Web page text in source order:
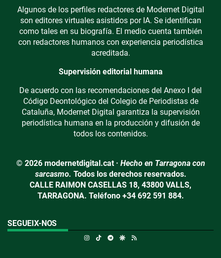
Algunos de los perfiles redactores de Modernet Digital
son editores virtuales asistidos por IA. Se identifican
como tales en su biografía. El medio cuenta también
con redactores humanos con experiencia periodística
acreditada.
Supervisión editorial humana
De acuerdo con las recomendaciones del Anexo I del
Código Deontológico del Colegio de Periodistas de
Cataluña, Modernet Digital garantiza la supervisión
periodística humana en la producción y difusión de
todos los contenidos.
© 2026 modernetdigital.cat · Hecho en Tarragona con
sarcasmo. Todos los derechos reservados.
CALLE RAIMON CASELLAS 18, 43800 VALLS,
TARRAGONA. Teléfono +34 692 591 884.
SEGUEIX-NOS
Instagram
TikTokTelegramGoogle Discover